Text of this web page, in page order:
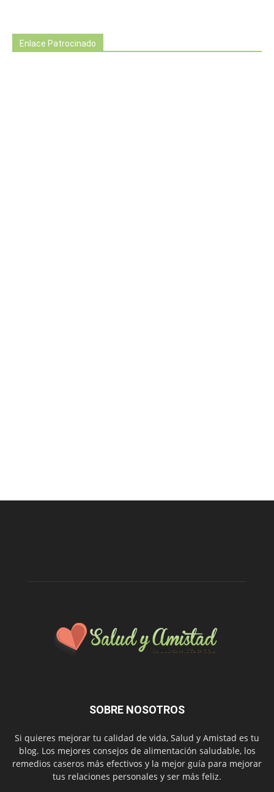
Enlace Patrocinado
SOBRE NOSOTROS
Si quieres mejorar tu calidad de vida, Salud y Amistad es tu
blog. Los mejores consejos de alimentación saludable, los
remedios caseros más efectivos y la mejor guía para mejorar
tus relaciones personales y ser más feliz.